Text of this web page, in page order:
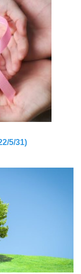
5/31)